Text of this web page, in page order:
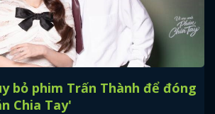
bỏ phim Trấn Thành để đóng
Chia Tay'